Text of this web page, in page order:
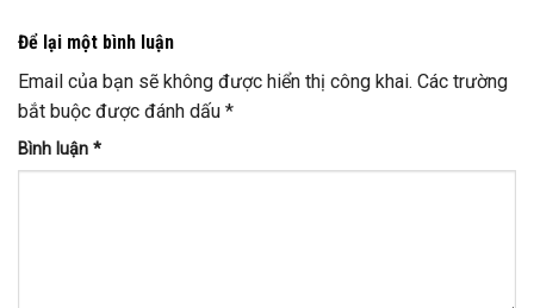
Để lại một bình luận
Email của bạn sẽ không được hiển thị công khai. Các trường
bắt buộc được đánh dấu *
Bình luận *